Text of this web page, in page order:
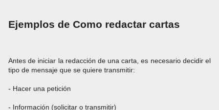
Ejemplos de Como redactar cartas
Antes de iniciar la redacción de una carta, es necesario decidir el
tipo de mensaje que se quiere transmitir:
- Hacer una petición
- Información (solicitar o transmitir)